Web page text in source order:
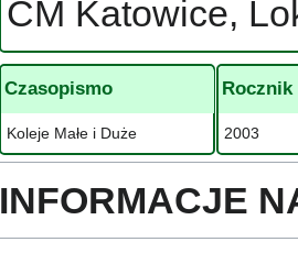
CM Katowice,
Czasopismo
Koleje Małe i Duże
Rocznik
2003
INFORMACJE